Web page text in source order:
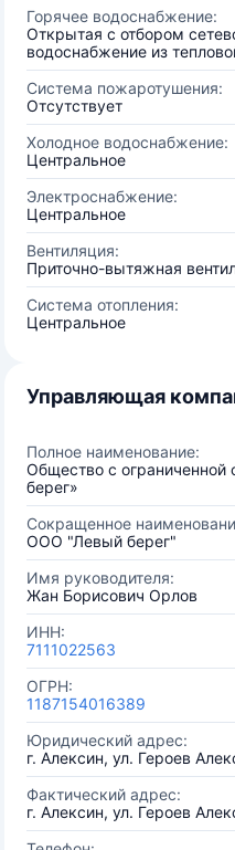
Горячее водоснабжение:
Открытая с отбором
водоснабжение из
Система пожаротушения:
Отсутствует
Холодное водоснабжение:
Центральное
Электроснабжение:
Центральное
Вентиляция:
Приточно-вытяжная
Система отопления:
Центральное
Управляющая
Полное наименование:
Общество с ограниченной
берег»
Сокращенное
ООО "Левый берег"
Имя руководителя:
Жан Борисович Орлов
ИНН:
7111022563
ОГРН:
1187154016389
Юридический адрес:
г. Алексин, ул. Героев
Фактический адрес:
г. Алексин, ул. Героев